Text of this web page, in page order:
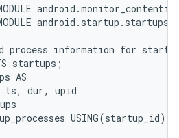
MODULE
MODULE
process information for
startups;
AS
ts, dur, upid
USING(startup_id);